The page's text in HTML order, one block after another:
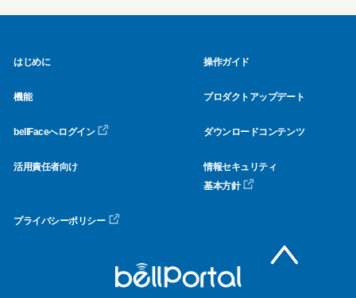
はじめに 操作ガイド
機能 プロダクトアップデート
bellFaceへログイン ダウンロードコンテンツ
活用責任者向け
情報セキュリティ
基本方針
プライバシーポリシー